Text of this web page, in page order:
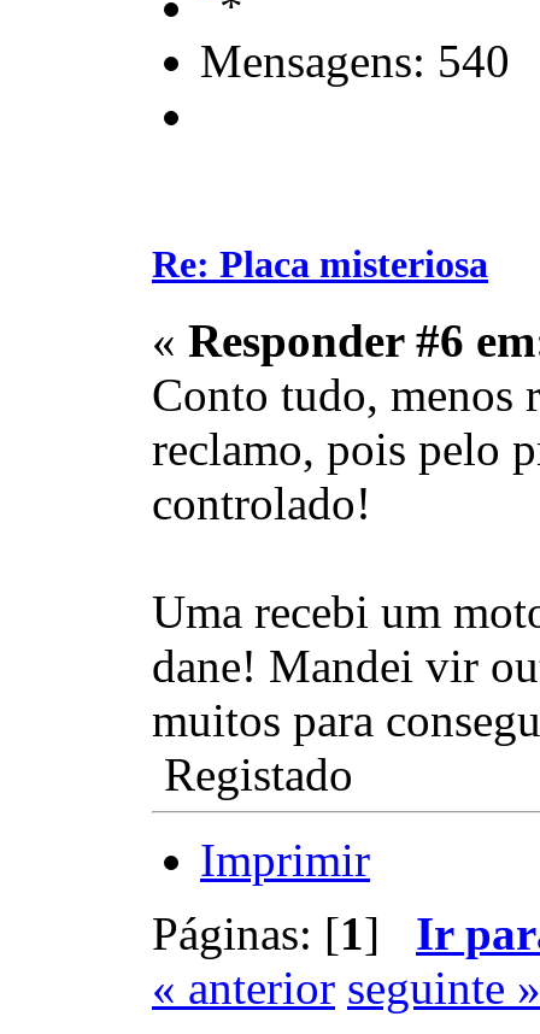
Mensagens: 540
Re: Placa misteriosa
« Responder #6
Conto tudo, menos
reclamo, pois pelo
controlado!
Uma recebi um
dane! Mandei vir
muitos para
Registado
Imprimir
Páginas: [1] Ir
« anterior seguinte »